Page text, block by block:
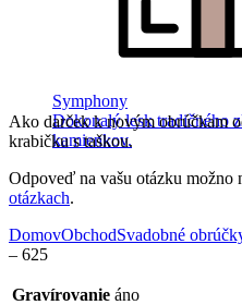
Symphony
Dokonalý lesk tradičného
kamienkov.
Ako darček k novým obrúčkam
krabičku s taškou.
Odpoveď na vašu otázku možno
otázkach.
DomovObchodSvadobné
– 625
Gravírovanie áno